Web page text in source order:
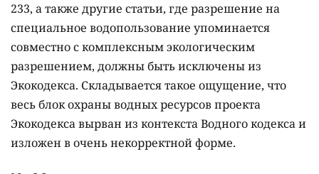
233, а также другие статьи, где разрешение на
специальное водопользование упоминается
совместно с комплексным экологическим
разрешением, должны быть исключены из
Экокодекса. Складывается такое ощущение, что
весь блок охраны водных ресурсов проекта
Экокодекса вырван из контекста Водного кодекса и
изложен в очень некорректной форме.